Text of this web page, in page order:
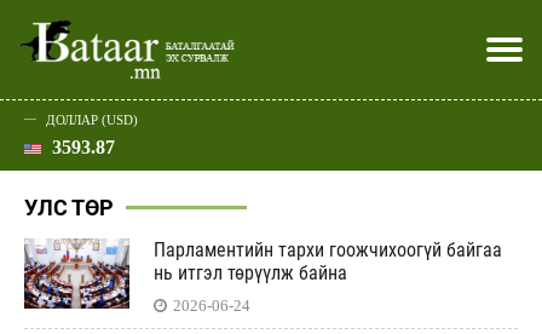
Эхлэл
Улс төр
Нийгэм
Эдийн засаг
Дэлхий
Спорт
Шар
Батаар юу хэлэв
Хэвлэл мэдээллээр
ДОЛЛАР (USD)
3593.87
УЛС ТӨР
Парламентийн тархи гоожчихоогүй байгаа
нь итгэл төрүүлж байна
2026-06-24